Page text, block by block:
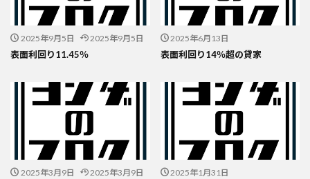
2025年9月5日 2025年9月5日
表面利回り11.45％
2025年6月13日
表面利回り14％超の貸家
2025年3月9日 2025年3月9日
2025年1月31日